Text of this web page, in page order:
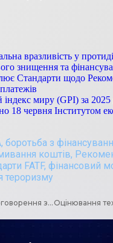
вразливість у
знищення та
Стандарти щодо
індекс миру (GPI) за 2025
18 червня Інститутом
, боротьба з
коштів,
FATF, фінансовий
тероризму
НБУ відкрив обговорення змін до нормативно-правових актів з питань реалізації санкцій